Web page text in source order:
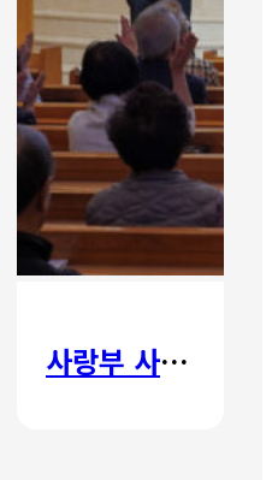
사랑부 사랑주일